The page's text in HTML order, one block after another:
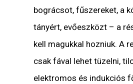
bográcsot, fűszereket, a
tányért, evőeszközt – a
kell magukkal hozniuk. A
csak fával lehet tüzelni,
elektromos és indukciós